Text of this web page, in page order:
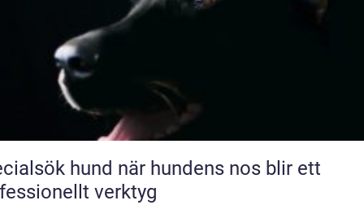
hund när hundens nos blir ett
verktyg